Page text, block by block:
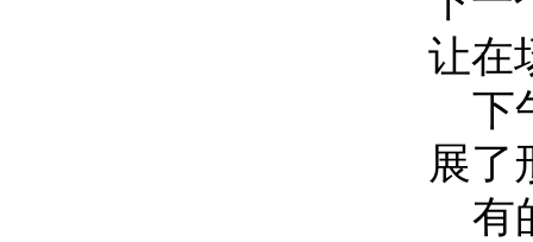
让在
下
展了
有